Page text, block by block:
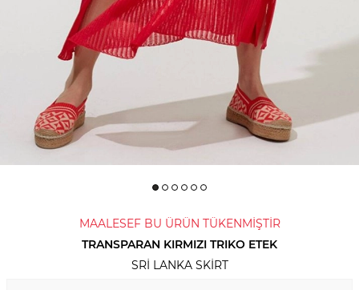
MAALESEF BU ÜRÜN TÜKENMİŞTİR
TRANSPARAN KIRMIZI TRIKO ETEK
SRI LANKA SKIRT